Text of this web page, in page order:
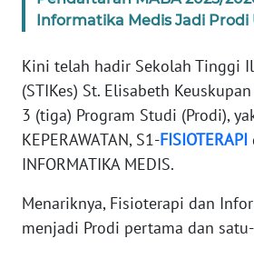
Informatika Medis Jadi
Kini telah hadir Sekolah Tinggi
(STIKes) St. Elisabeth
3 (tiga) Program Studi (Prodi),
KEPERAWATAN, S1-FISIOTERAPI
INFORMATIKA MEDIS.
Menariknya, Fisioterapi dan
menjadi Prodi pertama dan
JAKARTA
WN
JABAR
BANTEN